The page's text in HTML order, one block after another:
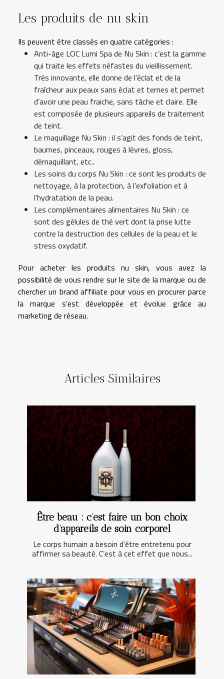
Les produits de nu skin
Ils peuvent être classés en quatre catégories :
Anti-âge LOC Lumi Spa de Nu Skin : c’est la gamme
qui traite les effets néfastes du vieillissement.
Très innovante, elle donne de l’éclat et de la
fraîcheur aux peaux sans éclat et ternes et permet
d’avoir une peau fraiche, sans tâche et claire. Elle
est composée de plusieurs appareils de traitement
de teint.
Le maquillage Nu Skin : il s’agit des fonds de teint,
baumes, pinceaux, rouges à lèvres, gloss,
démaquillant, etc..
Les soins du corps Nu Skin : ce sont les produits de
nettoyage, à la protection, à l’exfoliation et à
l’hydratation de la peau.
Les complémentaires alimentaires Nu Skin : ce
sont des gélules de thé vert dont la prise lutte
contre la destruction des cellules de la peau et le
stress oxydatif.
Pour acheter les produits nu skin, vous avez la
possibilité de vous rendre sur le site de la marque ou de
chercher un brand affiliate pour vous en procurer parce
la marque s’est développée et évolue grâce au
marketing de réseau.
Articles Similaires
Être beau : c’est faire un bon choix
d’appareils de soin corporel
Le corps humain a besoin d’être entretenu pour
affirmer sa beauté. C’est à cet effet que nous...